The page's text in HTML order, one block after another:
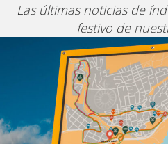
Las últimas noticias de
festivo de